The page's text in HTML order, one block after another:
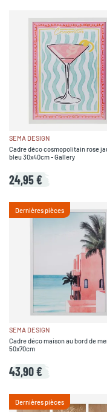
SEMA DESIGN
Cadre déco cosmopolitain rose
bleu 30x40cm - Gallery
24,95 €
Dernières pièces
SEMA DESIGN
Cadre déco maison au bord de
50x70cm
43,90 €
Dernières pièces